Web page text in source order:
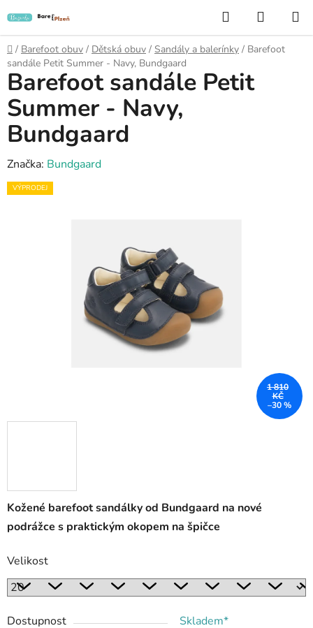
na
obsah
Hledat
KOŠÍK
Domů
/ Barefoot obuv / Dětská obuv / Sandály a balerínky / Barefoot
sandále Petit Summer - Navy, Bundgaard
Kožené barefoot sandálky od Bundgaard na nové
podrážce s praktickým okopem na špičce
Velikost
Dostupnost
Skladem*
Barefoot sandále Petit
Summer - Navy,
Bundgaard
Značka: Bundgaard
VÝPRODEJ
1 810
KČ
–30 %